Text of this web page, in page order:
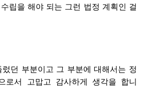
립을 해야 되는 그런 법정 계획인 걸
던 부분이고 그 부분에 대해서는 정
로서 고맙고 감사하게 생각을 합니